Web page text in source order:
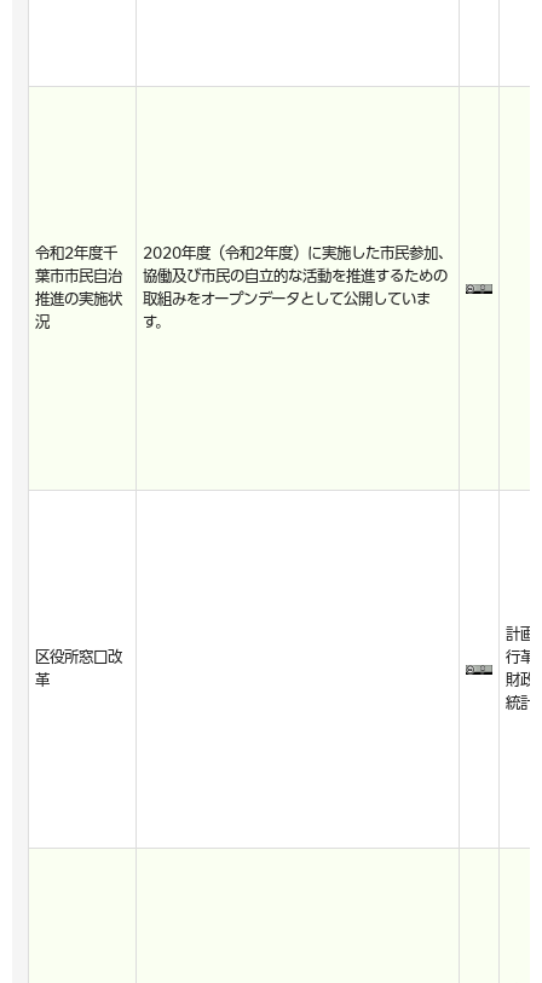
令和2年度千
葉市市民自治
推進の実施状
況
2020年度（令和2年度）に実施した市民参加、
協働及び市民の自立的な活動を推進するための
取組みをオープンデータとして公開していま
す。
区役所窓口改
革
計画
行革
財政
統計